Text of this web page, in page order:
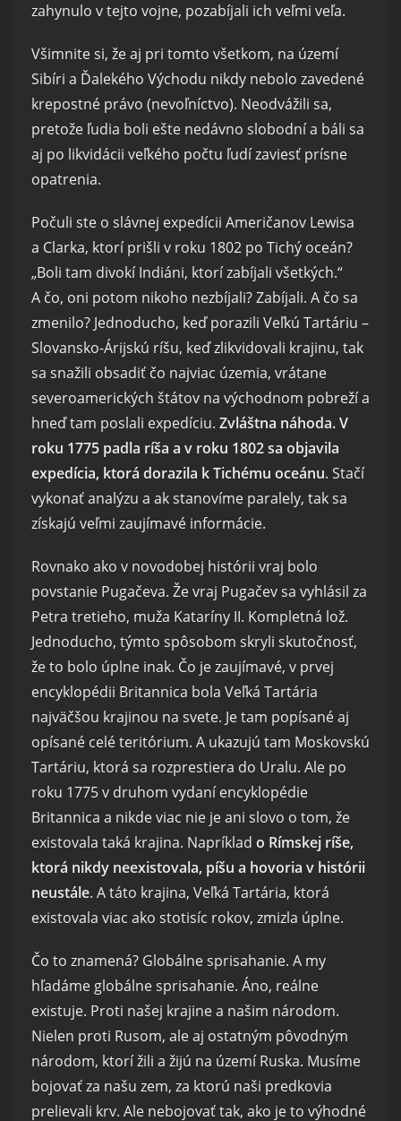
zahynulo v tejto vojne, pozabíjali ich veľmi veľa.
Všimnite si, že aj pri tomto všetkom, na území
Sibíri a Ďalekého Východu nikdy nebolo zavedené
krepostné právo (nevoľníctvo). Neodvážili sa,
pretože ľudia boli ešte nedávno slobodní a báli sa
aj po likvidácii veľkého počtu ľudí zaviesť prísne
opatrenia.
Počuli ste o slávnej expedícii Američanov Lewisa
a Clarka, ktorí prišli v roku 1802 po Tichý oceán?
„Boli tam divokí Indiáni, ktorí zabíjali všetkých.“
A čo, oni potom nikoho nezbíjali? Zabíjali. A čo sa
zmenilo? Jednoducho, keď porazili Veľkú Tartáriu –
Slovansko-Árijskú ríšu, keď zlikvidovali krajinu, tak
sa snažili obsadiť čo najviac územia, vrátane
severoamerických štátov na východnom pobreží a
hneď tam poslali expedíciu. Zvláštna náhoda. V
roku 1775 padla ríša a v roku 1802 sa objavila
expedícia, ktorá dorazila k Tichému oceánu. Stačí
vykonať analýzu a ak stanovíme paralely, tak sa
získajú veľmi zaujímavé informácie.
Rovnako ako v novodobej histórii vraj bolo
povstanie Pugačeva. Že vraj Pugačev sa vyhlásil za
Petra tretieho, muža Kataríny II. Kompletná lož.
Jednoducho, týmto spôsobom skryli skutočnosť,
že to bolo úplne inak. Čo je zaujímavé, v prvej
encyklopédii Britannica bola Veľká Tartária
najväčšou krajinou na svete. Je tam popísané aj
opísané celé teritórium. A ukazujú tam Moskovskú
Tartáriu, ktorá sa rozprestiera do Uralu. Ale po
roku 1775 v druhom vydaní encyklopédie
Britannica a nikde viac nie je ani slovo o tom, že
existovala taká krajina. Napríklad o Rímskej ríše,
ktorá nikdy neexistovala, píšu a hovoria v histórii
neustále. A táto krajina, Veľká Tartária, ktorá
existovala viac ako stotisíc rokov, zmizla úplne.
Čo to znamená? Globálne sprisahanie. A my
hľadáme globálne sprisahanie. Áno, reálne
existuje. Proti našej krajine a našim národom.
Nielen proti Rusom, ale aj ostatným pôvodným
národom, ktorí žili a žijú na území Ruska. Musíme
bojovať za našu zem, za ktorú naši predkovia
prelievali krv. Ale nebojovať tak, ako je to výhodné